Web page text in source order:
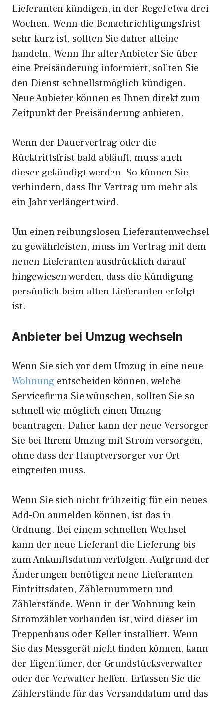
Lieferanten kündigen, in der Regel etwa drei
Wochen. Wenn die Benachrichtigungsfrist
sehr kurz ist, sollten Sie daher alleine
handeln. Wenn Ihr alter Anbieter Sie über
eine Preisänderung informiert, sollten Sie
den Dienst schnellstmöglich kündigen.
Neue Anbieter können es Ihnen direkt zum
Zeitpunkt der Preisänderung anbieten.
Wenn der Dauervertrag oder die
Rücktrittsfrist bald abläuft, muss auch
dieser gekündigt werden. So können Sie
verhindern, dass Ihr Vertrag um mehr als
ein Jahr verlängert wird.
Um einen reibungslosen Lieferantenwechsel
zu gewährleisten, muss im Vertrag mit dem
neuen Lieferanten ausdrücklich darauf
hingewiesen werden, dass die Kündigung
persönlich beim alten Lieferanten erfolgt
ist.
Anbieter bei Umzug wechseln
Wenn Sie sich vor dem Umzug in eine neue
Wohnung entscheiden können, welche
Servicefirma Sie wünschen, sollten Sie so
schnell wie möglich einen Umzug
beantragen. Daher kann der neue Versorger
Sie bei Ihrem Umzug mit Strom versorgen,
ohne dass der Hauptversorger vor Ort
eingreifen muss.
Wenn Sie sich nicht frühzeitig für ein neues
Add-On anmelden können, ist das in
Ordnung. Bei einem schnellen Wechsel
kann der neue Lieferant die Lieferung bis
zum Ankunftsdatum verfolgen. Aufgrund der
Änderungen benötigen neue Lieferanten
Eintrittsdaten, Zählernummern und
Zählerstände. Wenn in der Wohnung kein
Stromzähler vorhanden ist, wird dieser im
Treppenhaus oder Keller installiert. Wenn
Sie das Messgerät nicht finden können, kann
der Eigentümer, der Grundstücksverwalter
oder der Verwalter helfen. Erfassen Sie die
Zählerstände für das Versanddatum und das